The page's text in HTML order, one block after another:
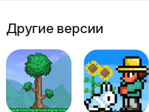
Другие версии